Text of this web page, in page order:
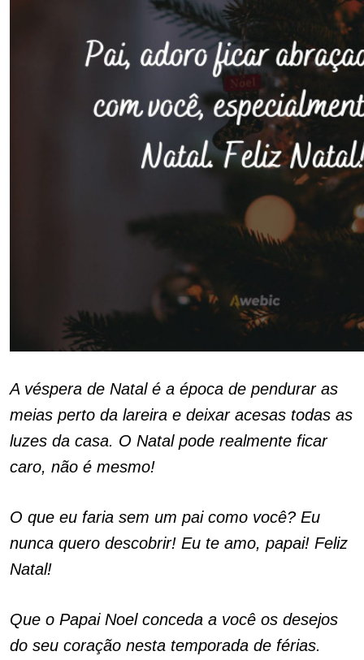
A véspera de Natal é a época de pendurar as
meias perto da lareira e deixar acesas todas as
luzes da casa. O Natal pode realmente ficar
caro, não é mesmo!
O que eu faria sem um pai como você? Eu
nunca quero descobrir! Eu te amo, papai! Feliz
Natal!
Que o Papai Noel conceda a você os desejos
do seu coração nesta temporada de férias.